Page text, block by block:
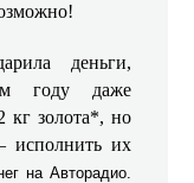
деньги,
году даже
кг золота*, но
исполнить их
на Авторадио.